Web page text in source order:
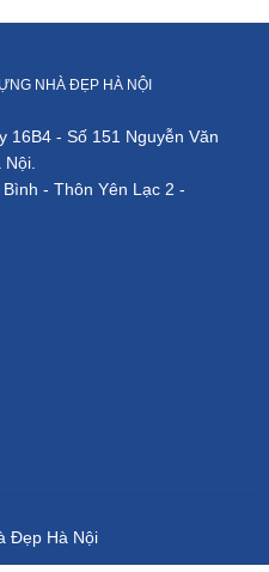
NHÀ ĐẸP HÀ NỘI
16B4 - Số 151 Nguyễn Văn
Nội.
- Thôn Yên Lạc 2 -
Đẹp Hà Nội